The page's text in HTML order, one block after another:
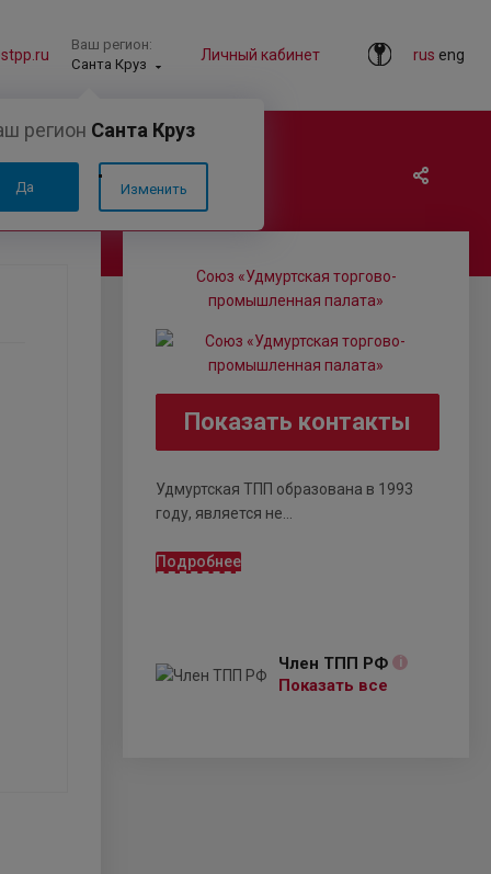
rus eng
Личный кабинет
Ваш регион:
Санта Круз
регион Санта Круз
Да Изменить
Союз «Удмуртская торгово-
промышленная палата»
Показать контакты
Удмуртская ТПП образована в 1993
году, является не...
Подробнее
Член ТПП РФ i
Показать все